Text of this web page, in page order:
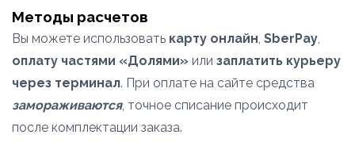
Методы расчетов
Вы можете использовать карту онлайн, SberPay,
оплату частями «Долями» или заплатить курьеру
через терминал. При оплате на сайте средства
замораживаются, точное списание происходит
после комплектации заказа.